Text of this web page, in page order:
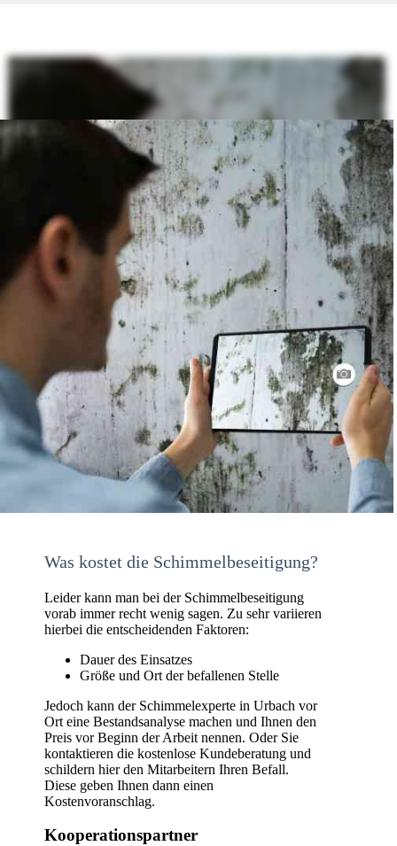
Was kostet die Schimmelbeseitigung?
Leider kann man bei der Schimmelbeseitigung
vorab immer recht wenig sagen. Zu sehr variieren
hierbei die entscheidenden Faktoren:
Dauer des Einsatzes
Größe und Ort der befallenen Stelle
Jedoch kann der Schimmelexperte in Urbach vor
Ort eine Bestandsanalyse machen und Ihnen den
Preis vor Beginn der Arbeit nennen. Oder Sie
kontaktieren die kostenlose Kundeberatung und
schildern hier den Mitarbeitern Ihren Befall.
Diese geben Ihnen dann einen
Kostenvoranschlag.
Kooperationspartner